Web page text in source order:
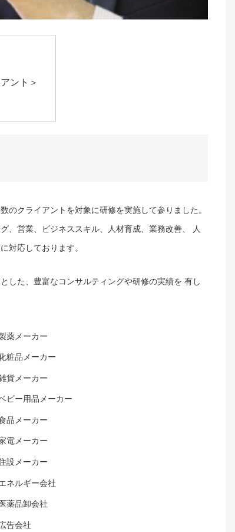
ント＞
クライアントを対象に研修を実施して参りました。
、営業、ビジネススキル、人材育成、業務改善、 人
対応しております。
した、豊富なコンサルティングや研修の実績を 有し
薬メーカー
粧品メーカー
貨メーカー
ビー用品メーカー
品メーカー
電メーカー
設メーカー
ネルギー会社
医薬品卸会社
告会社